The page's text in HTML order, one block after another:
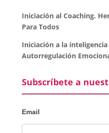
Iniciación al Coaching.
Para Todos
Iniciación a la
Autorregulación
Subscríbete a
Email